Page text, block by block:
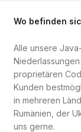
Wo befinden
Alle unsere
proprietären
Kunden
in mehreren
Rumänien, der
uns gerne.